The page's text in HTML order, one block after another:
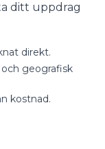
ditt uppdrag
direkt.
geografisk
kostnad.